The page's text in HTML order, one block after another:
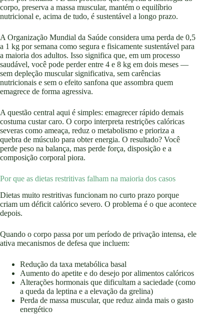
corpo, preserva a massa muscular, mantém o equilíbrio
nutricional e, acima de tudo, é sustentável a longo prazo.
A Organização Mundial da Saúde considera uma perda de 0,5
a 1 kg por semana como segura e fisicamente sustentável para
a maioria dos adultos. Isso significa que, em um processo
saudável, você pode perder entre 4 e 8 kg em dois meses —
sem depleção muscular significativa, sem carências
nutricionais e sem o efeito sanfona que assombra quem
emagrece de forma agressiva.
A questão central aqui é simples: emagrecer rápido demais
costuma custar caro. O corpo interpreta restrições calóricas
severas como ameaça, reduz o metabolismo e prioriza a
quebra de músculo para obter energia. O resultado? Você
perde peso na balança, mas perde força, disposição e a
composição corporal piora.
Por que as dietas restritivas falham na maioria dos casos
Dietas muito restritivas funcionam no curto prazo porque
criam um déficit calórico severo. O problema é o que acontece
depois.
Quando o corpo passa por um período de privação intensa, ele
ativa mecanismos de defesa que incluem:
Redução da taxa metabólica basal
Aumento do apetite e do desejo por alimentos calóricos
Alterações hormonais que dificultam a saciedade (como
a queda da leptina e a elevação da grelina)
Perda de massa muscular, que reduz ainda mais o gasto
energético